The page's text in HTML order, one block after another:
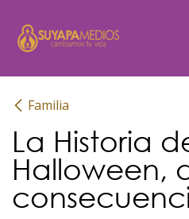
Familia
La Historia
Halloween,